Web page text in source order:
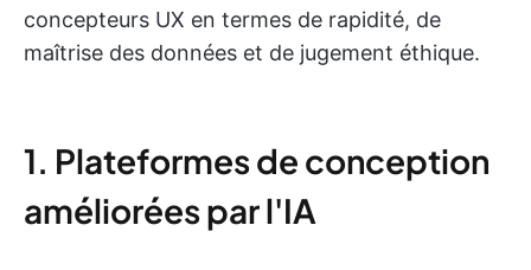
concepteurs UX en termes de rapidité, de
maîtrise des données et de jugement éthique.
1. Plateformes de conception
améliorées par l'IA